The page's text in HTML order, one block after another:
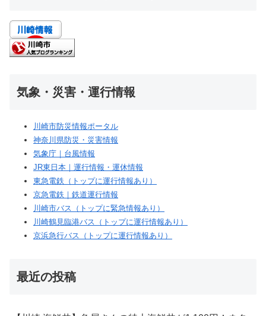
気象・災害・運行情報
川崎市防災情報ポータル
神奈川県防災・災害情報
気象庁｜台風情報
JR東日本｜運行情報・運休情報
東急電鉄（トップに運行情報あり）
京急電鉄｜鉄道運行情報
川崎市バス（トップに緊急情報あり）
川崎鶴見臨港バス（トップに運行情報あり）
京浜急行バス（トップに運行情報あり）
最近の投稿